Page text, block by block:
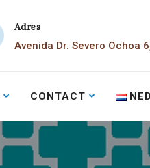
Adres
Avenida Dr. Severo Ochoa
CONTACT